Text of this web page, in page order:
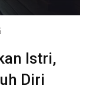
Istri,
Diri